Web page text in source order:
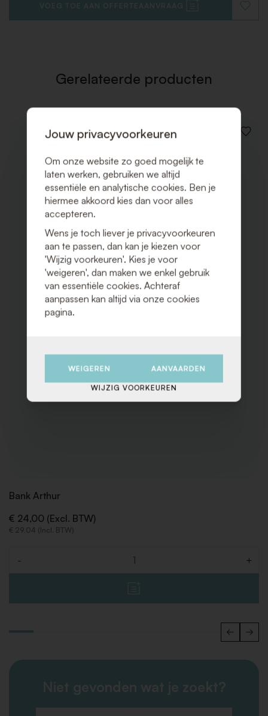
VOEG TOE AAN OFFERTEAANVRAAG
TOE
Gerelateerde producten
VOEG
Bank Arthur
€ 24,00 (Excl. BTW)
€ 29,04 (Incl. BTW)
- +
Niet gevonden wat je zoekt?
Jouw privacyvoorkeuren
Om onze website zo goed mogelijk te
laten werken, gebruiken we altijd
essentiële en analytische cookies. Ben je
hiermee akkoord kies dan voor alles
accepteren.
Wens je toch liever je privacyvoorkeuren
aan te passen, dan kan je kiezen voor
'Wijzig voorkeuren'. Kies je voor
'weigeren', dan maken we enkel gebruik
van essentiële cookies. Achteraf
aanpassen kan altijd via onze cookies
pagina.
WEIGEREN AANVAARDEN
WIJZIG VOORKEUREN